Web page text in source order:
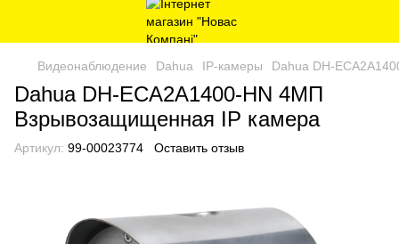
Видеонаблюдение Dahua IP-камеры Dahua DH-
Dahua DH-ECA2A1400-HN 4МП
Взрывозащищенная IP камера
Артикул: 99-00023774 Оставить отзыв